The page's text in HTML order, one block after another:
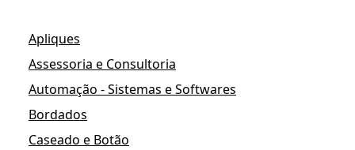
Apliques
Assessoria e Consultoria
Automação - Sistemas e Softwares
Bordados
Caseado e Botão